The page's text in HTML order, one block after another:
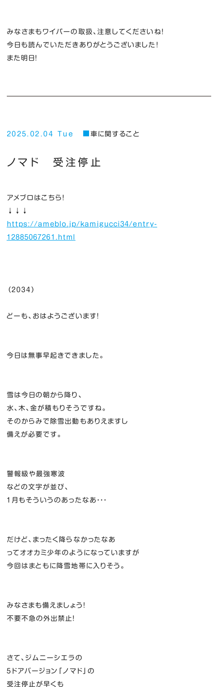
みなさまもワイパーの取扱、注意してくださいね！
今日も読んでいただきありがとうございました！
また明日！
2025.02.04 Tue 車に関すること
ノマド 受注停止
アメブロはこちら！
↓↓↓
https://ameblo.jp/kamigucci34/entry-
12885067261.html
（２０３４）
どーも、おはようございます！
今日は無事早起きできました。
雪は今日の朝から降り、
水、木、金が積もりそうですね。
そのからみで除雪出動もありえますし
備えが必要です。
警報級や最強寒波
などの文字が並び、
１月もそういうのあったなあ・・・
だけど、まったく降らなかったなあ
ってオオカミ少年のようになっていますが
今回はまともに降雪地帯に入りそう。
みなさまも備えましょう！
不要不急の外出禁止！
さて、ジムニーシエラの
５ドアバージョン「ノマド」の
受注停止が早くも